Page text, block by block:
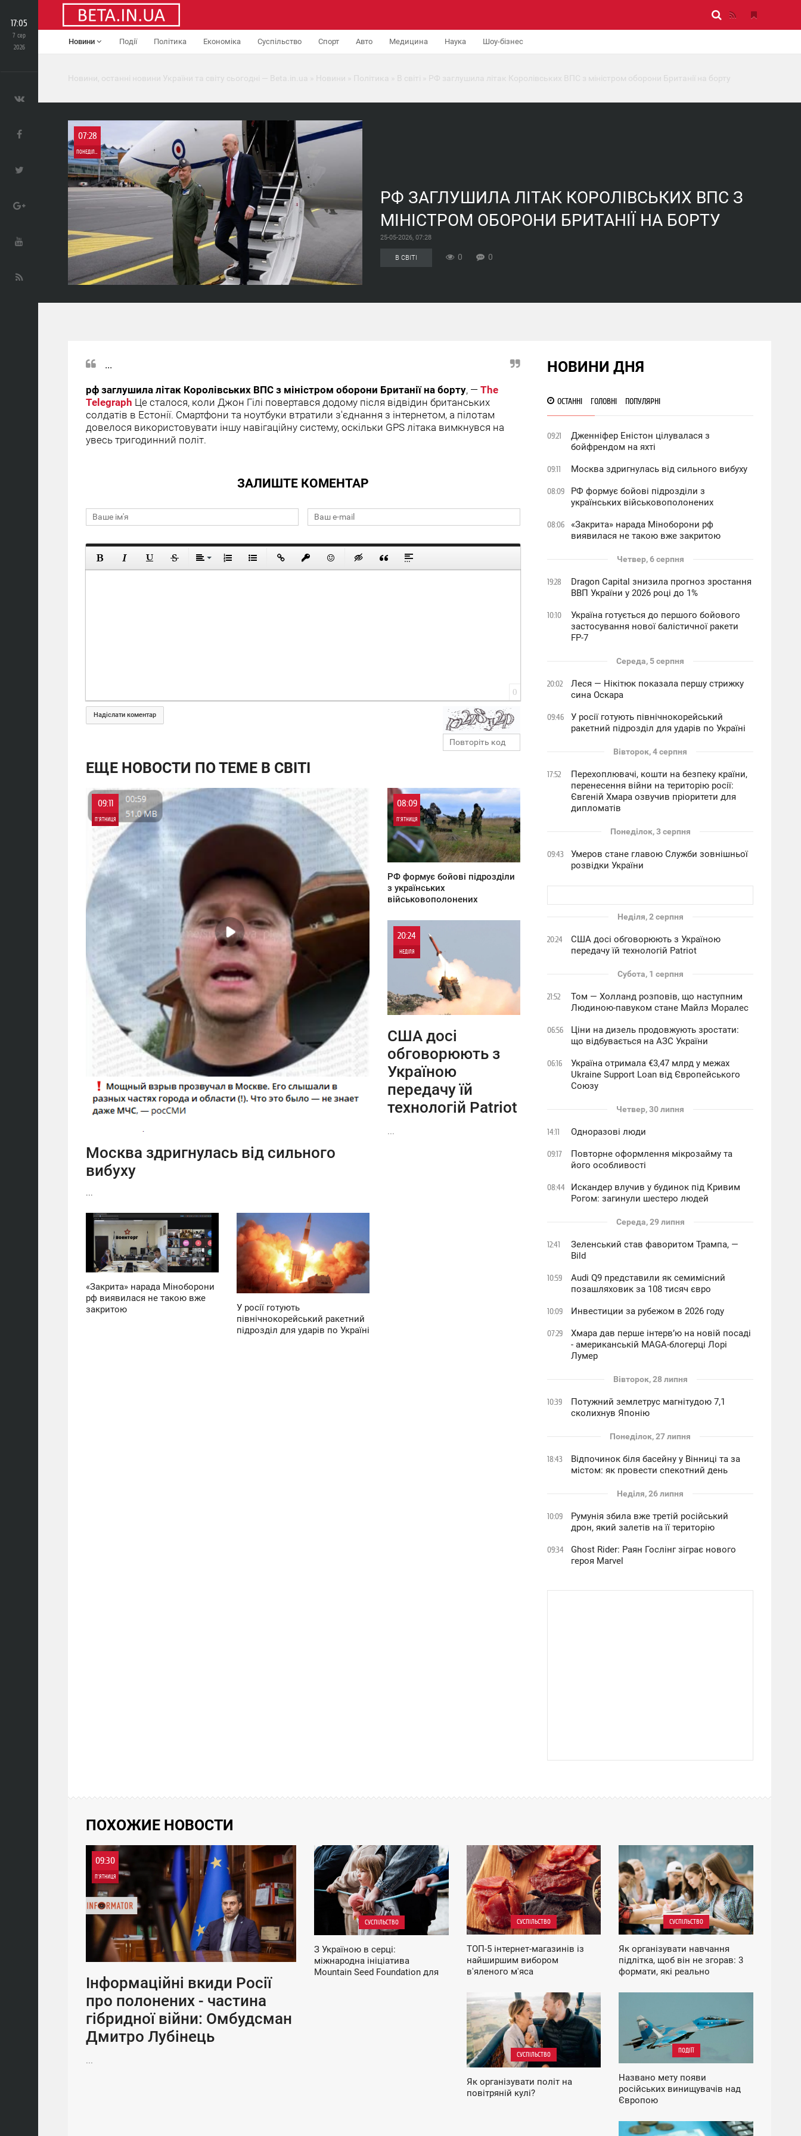
Новини Події Політика Економіка Суспільство Спорт Авто Медицина Наука Шоу-бізнес
17:05
7 сер
2026
Новини, останні новини України та світу сьогодні — Beta.in.ua Новини Політика В світі » РФ заглушила літак Королівських ВПС з міністром оборони Британії на борту
07:28
ПОНЕДІЛОК
0
РФ ЗАГЛУШИЛА ЛІТАК КОРОЛІВСЬКИХ ВПС З
МІНІСТРОМ ОБОРОНИ БРИТАНІЇ НА БОРТУ
25-05-2026, 07:28
В СВІТІ 0 0
...
рф заглушила літак Королівських ВПС з міністром оборони Британії на борту, — The
Telegraph Це сталося, коли Джон Гілі повертався додому після відвідин британських
солдатів в Естонії. Смартфони та ноутбуки втратили з'єднання з інтернетом, а пілотам
довелося використовувати іншу навігаційну систему, оскільки GPS літака вимкнувся на
увесь тригодинний політ.
ЗАЛИШТЕ КОМЕНТАР
0
Надіслати коментар
ЕЩЕ НОВОСТИ ПО ТЕМЕ В СВІТІ
09:11
П'ЯТНИЦЯ
0
Москва здригнулась від сильного
вибуху
...
«Закрита» нарада Міноборони
рф виявилася не такою вже
закритою
У росії готують
північнокорейський ракетний
підрозділ для ударів по Україні
08:09
П'ЯТНИЦЯ
0
РФ формує бойові підрозділи
з українських
військовополонених
20:24
НЕДІЛЯ
0
США досі
обговорюють з
Україною
передачу їй
технологій Patriot
...
НОВИНИ ДНЯ
ОСТАННІ ГОЛОВНІ ПОПУЛЯРНІ
09:21
Дженніфер Еністон цілувалася з
бойфрендом на яхті
09:11 Москва здригнулась від сильного вибуху
08:09
РФ формує бойові підрозділи з
українських військовополонених
08:06
«Закрита» нарада Міноборони рф
виявилася не такою вже закритою
Четвер, 6 серпня
19:28
Dragon Capital знизила прогноз зростання
ВВП України у 2026 році до 1%
10:10
Україна готується до першого бойового
застосування нової балістичної ракети
FP-7
Середа, 5 серпня
20:02
Леся — Нікітюк показала першу стрижку
сина Оскара
09:46
У росії готують північнокорейський
ракетний підрозділ для ударів по Україні
Вівторок, 4 серпня
17:52
Перехоплювачі, кошти на безпеку країни,
перенесення війни на територію росії:
Євгеній Хмара озвучив пріоритети для
дипломатів
Понеділок, 3 серпня
09:43
Умеров стане главою Служби зовнішньої
розвідки України
Неділя, 2 серпня
20:24
США досі обговорюють з Україною
передачу їй технологій Patriot
Субота, 1 серпня
21:52
Том — Холланд розповів, що наступним
Людиною-павуком стане Майлз Моралес
06:56
Ціни на дизель продовжують зростати:
що відбувається на АЗС України
06:16
Україна отримала €3,47 млрд у межах
Ukraine Support Loan від Європейського
Союзу
Четвер, 30 липня
14:11 Одноразові люди
09:17
Повторне оформлення мікрозайму та
його особливості
08:44
Искандер влучив у будинок під Кривим
Рогом: загинули шестеро людей
Середа, 29 липня
12:41
Зеленський став фаворитом Трампа, —
Bild
10:59
Audi Q9 представили як семимісний
позашляховик за 108 тисяч євро
10:09 Инвестиции за рубежом в 2026 году
07:29
Хмара дав перше інтервʼю на новій посаді
- американській MAGA-блогерці Лорі
Лумер
Вівторок, 28 липня
10:39
Потужний землетрус магнітудою 7,1
сколихнув Японію
Понеділок, 27 липня
18:43
Відпочинок біля басейну у Вінниці та за
містом: як провести спекотний день
Неділя, 26 липня
10:09
Румунія збила вже третій російський
дрон, який залетів на її територію
09:34
Ghost Rider: Раян Гослінг зіграє нового
героя Marvel
ПОХОЖИЕ НОВОСТИ
09:30
П'ЯТНИЦЯ
Інформаційні вкиди Росії
про полонених - частина
гібридної війни: Омбудсман
Дмитро Лубінець
...
СУСПІЛЬСТВО
13:20
З Україною в серці:
міжнародна ініціатива
Mountain Seed Foundation для
СУСПІЛЬСТВО
09:27
ТОП-5 інтернет-магазинів із
найширшим вибором
в'яленого м'яса
СУСПІЛЬСТВО
19:19
НЕДІЛЯ
Як організувати навчання
підлітка, щоб він не згорав: 3
формати, які реально
СУСПІЛЬСТВО
Як організувати політ на
повітряній кулі?
ПОДІЇЇ
16:04
СУБОТА
Названо мету появи
російських винищувачів над
Європою